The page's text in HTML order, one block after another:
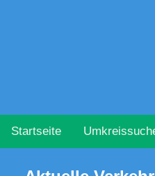
Startseite